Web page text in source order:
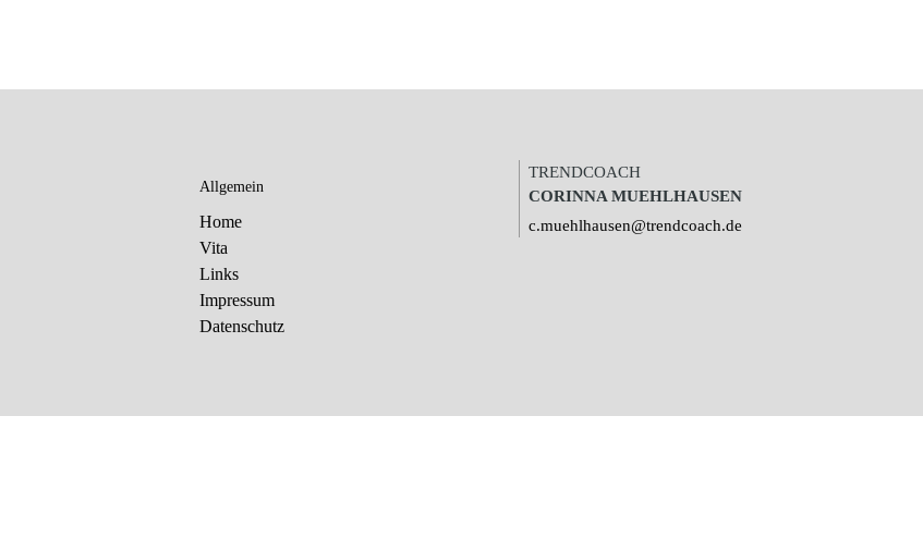
Allgemein
Home
Vita
Links
Impressum
Datenschutz
TRENDCOACH
CORINNA MUEHLHAUSEN
c.muehlhausen@trendcoach.de